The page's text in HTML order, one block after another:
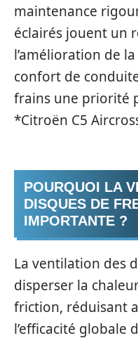
maintenance
éclairés jouent un
l’amélioration de
confort de
frains une priorité
*Citroën C5
POURQUOI LA
DISQUES DE
IMPORTANTE ?
La ventilation des
disperser la
friction, réduisant
l’efficacité globale